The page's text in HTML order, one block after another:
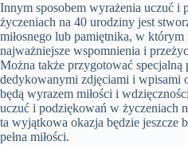
Innym sposobem wyrażenia uczuć i
życzeniach na 40 urodziny jest
miłosnego lub pamiętnika, w
najważniejsze wspomnienia i
Można także przygotować specjalną
dedykowanymi zdjęciami i wpisami
będą wyrazem miłości i
uczuć i podziękowań w życzeniach
ta wyjątkowa okazja będzie jeszcze
pełna miłości.